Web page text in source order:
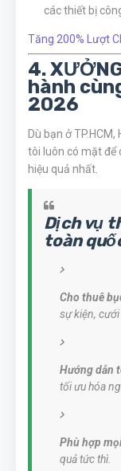
các thiết bị
Tăng 200% Lượt
4.
hành
2026
Dù bạn ở
tôi luôn có mặt để
hiệu quả nhất.
Dịch vụ
toàn
Cho thuê
sự kiện, cưới
Hướng dẫn
tối ưu hóa
Phù hợp
quả tức thì.